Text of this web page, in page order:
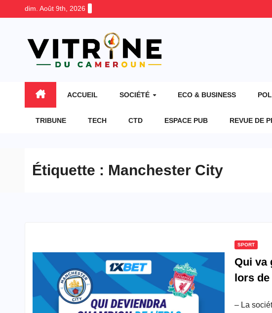
dim. Août 9th, 2026
ACCUEIL SOCIÉTÉ ECO & BUSINESS
TRIBUNE TECH CTD ESPACE PUB REVUE DE
Étiquette : Manchester City
SPORT
Qui va
lors de
– La